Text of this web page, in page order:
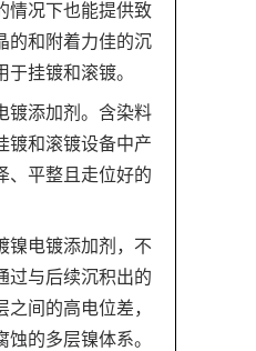
情况下也能提供致
的和附着力佳的沉
于挂镀和滚镀。
镀添加剂。含染料
镀和滚镀设备中产
、平整且走位好的
镍电镀添加剂，不
过与后续沉积出的
之间的高电位差，
蚀的多层镍体系。